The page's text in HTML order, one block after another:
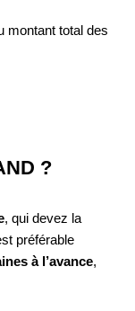
montant total des
?
, qui devez la
préférable
à l’avance,